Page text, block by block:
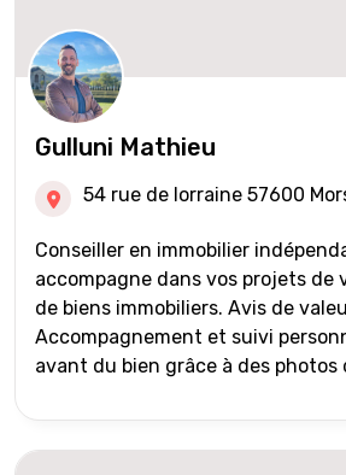
Gulluni Mathieu
54 rue de lorraine 57600
Conseiller en immobilier
accompagne dans vos projets de
de biens immobiliers. Avis de valeur offert
Accompagnement et suivi
avant du bien grâce à des photos
international) Validation du
acquéreurs auprès de